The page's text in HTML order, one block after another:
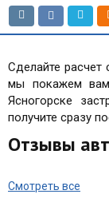
Сделайте расчет
мы покажем
Ясногорске
получите сразу
Отзывы
Смотреть все